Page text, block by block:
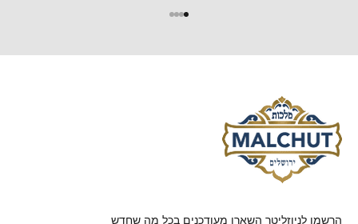
הרשמו לניוזליטר השארו מעודכנים בכל מה שחדש